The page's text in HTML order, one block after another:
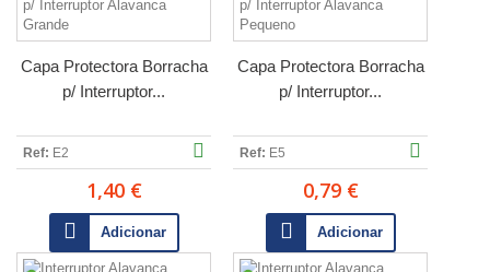
Capa Protectora Borracha
p/ Interruptor...
Ref: E2
1,40 €
Adicionar
Capa Protectora Borracha
p/ Interruptor...
Ref: E5
0,79 €
Adicionar